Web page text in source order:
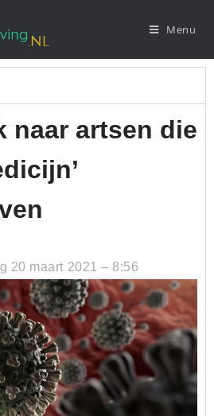
Menu
naar artsen die
20 maart 2021 – 8:56